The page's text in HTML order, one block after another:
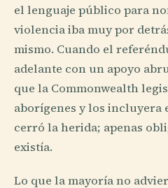
el lenguaje público para
violencia iba muy por
mismo. Cuando el
adelante con un apoyo
que la Commonwealth
aborígenes y los incluyera
cerró la herida; apenas
existía.
Lo que la mayoría no